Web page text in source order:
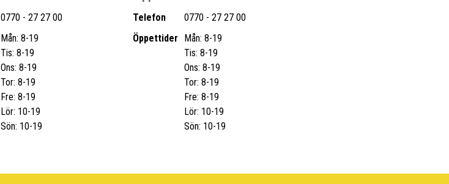
0770 - 27 27 00
Mån: 8-19
Tis: 8-19
Ons: 8-19
Tor: 8-19
Fre: 8-19
Lör: 10-19
Sön: 10-19
Telefon
0770 - 27 27 00
Öppettider
Mån: 8-19
Tis: 8-19
Ons: 8-19
Tor: 8-19
Fre: 8-19
Lör: 10-19
Sön: 10-19